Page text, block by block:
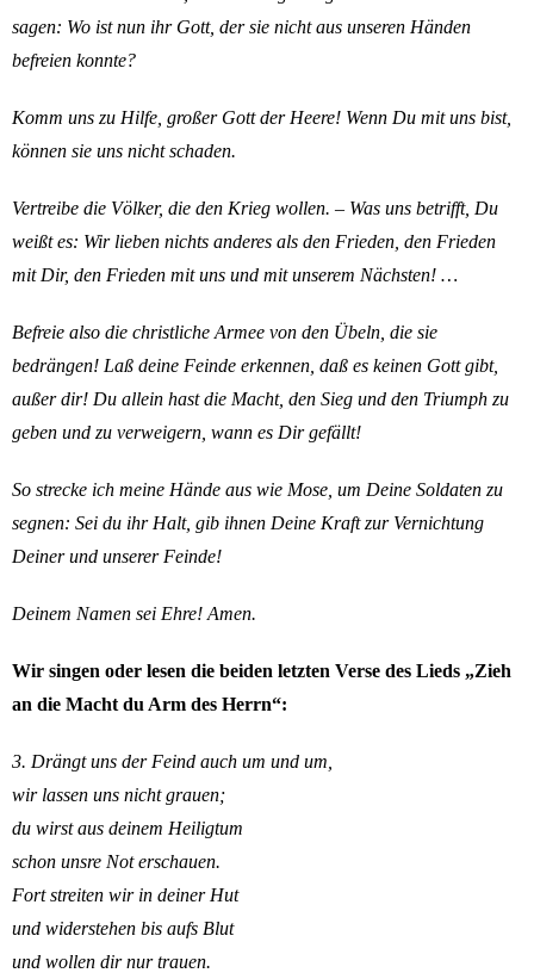
sagen: Wo ist nun ihr Gott, der sie nicht aus unseren Händen
befreien konnte?
Komm uns zu Hilfe, großer Gott der Heere! Wenn Du mit uns bist,
können sie uns nicht schaden.
Vertreibe die Völker, die den Krieg wollen. – Was uns betrifft, Du
weißt es: Wir lieben nichts anderes als den Frieden, den Frieden
mit Dir, den Frieden mit uns und mit unserem Nächsten! …
Befreie also die christliche Armee von den Übeln, die sie
bedrängen! Laß deine Feinde erkennen, daß es keinen Gott gibt,
außer dir! Du allein hast die Macht, den Sieg und den Triumph zu
geben und zu verweigern, wann es Dir gefällt!
So strecke ich meine Hände aus wie Mose, um Deine Soldaten zu
segnen: Sei du ihr Halt, gib ihnen Deine Kraft zur Vernichtung
Deiner und unserer Feinde!
Deinem Namen sei Ehre! Amen.
Wir singen oder lesen die beiden letzten Verse des Lieds „Zieh
an die Macht du Arm des Herrn“:
3. Drängt uns der Feind auch um und um,
wir lassen uns nicht grauen;
du wirst aus deinem Heiligtum
schon unsre Not erschauen.
Fort streiten wir in deiner Hut
und widerstehen bis aufs Blut
und wollen dir nur trauen.